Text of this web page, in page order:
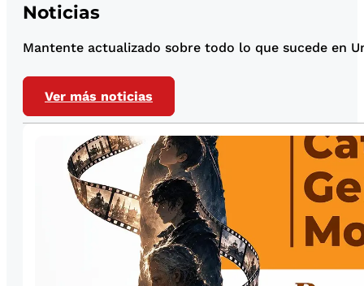
Noticias
Mantente actualizado sobre todo lo que sucede en
Ver más noticias